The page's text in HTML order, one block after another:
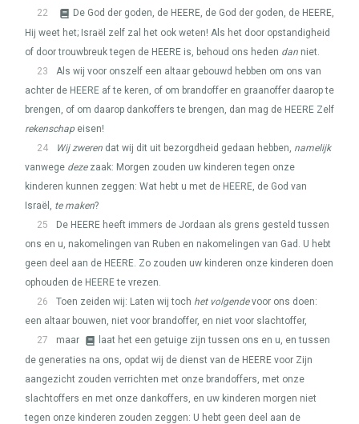
22
De God der goden, de HEERE, de God der goden, de HEERE,
Hij weet het; Israël zelf zal het ook weten! Als het door opstandigheid
of door trouwbreuk tegen de HEERE is, behoud ons heden dan niet.
23
Als wij voor onszelf een altaar gebouwd hebben om ons van
achter de HEERE af te keren, of om brandoffer en graanoffer daarop te
brengen, of om daarop dankoffers te brengen, dan mag de HEERE Zelf
rekenschap eisen!
24
Wij zweren dat wij dit uit bezorgdheid gedaan hebben, namelijk
vanwege dezezaak: Morgen zouden uw kinderen tegen onze
kinderen kunnen zeggen: Wat hebt u met de HEERE, de God van
Israël, te maken?
25
De HEERE heeft immers de Jordaan als grens gesteld tussen
ons en u, nakomelingen van Ruben en nakomelingen van Gad. U hebt
geen deel aan de HEERE. Zo zouden uw kinderen onze kinderen doen
ophouden de HEEREte vrezen.
26
Toen zeiden wij: Laten wij toch het volgendevoor ons doen:
een altaar bouwen, niet voor brandoffer, en niet voor slachtoffer,
27
maar
laat het een getuige zijn tussen ons en u, en tussen
de generaties na ons, opdat wij de dienst van de HEERE voor Zijn
aangezicht zouden verrichten met onze brandoffers, met onze
slachtoffers en met onze dankoffers, en uw kinderen morgen niet
tegen onze kinderen zouden zeggen: U hebt geen deel aan de